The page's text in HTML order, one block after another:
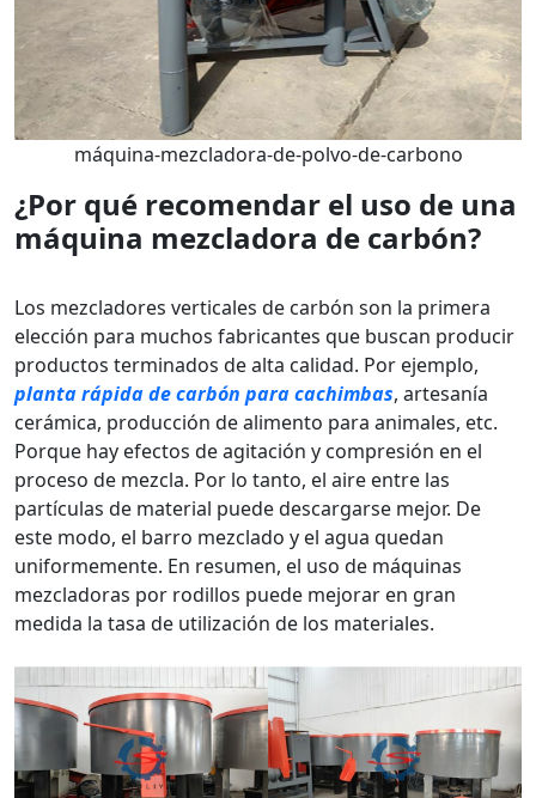
máquina-mezcladora-de-polvo-de-carbono
¿Por qué recomendar el uso de una
máquina mezcladora de carbón?
Los mezcladores verticales de carbón son la primera
elección para muchos fabricantes que buscan producir
productos terminados de alta calidad. Por ejemplo,
planta rápida de carbón para cachimbas, artesanía
cerámica, producción de alimento para animales, etc.
Porque hay efectos de agitación y compresión en el
proceso de mezcla. Por lo tanto, el aire entre las
partículas de material puede descargarse mejor. De
este modo, el barro mezclado y el agua quedan
uniformemente. En resumen, el uso de máquinas
mezcladoras por rodillos puede mejorar en gran
medida la tasa de utilización de los materiales.